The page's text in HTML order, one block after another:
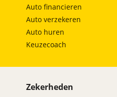
Auto financieren
Auto verzekeren
Auto huren
Keuzecoach
Zekerheden